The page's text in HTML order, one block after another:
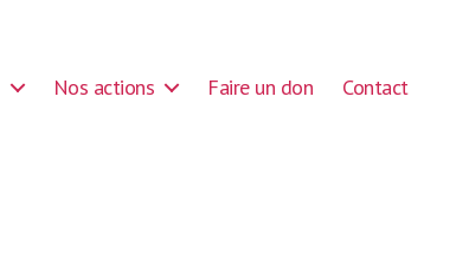
Nos actions Faire un don Contact